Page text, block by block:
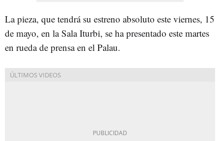
La pieza, que tendrá su estreno absoluto este viernes, 15
de mayo, en la Sala Iturbi, se ha presentado este martes
en rueda de prensa en el Palau.